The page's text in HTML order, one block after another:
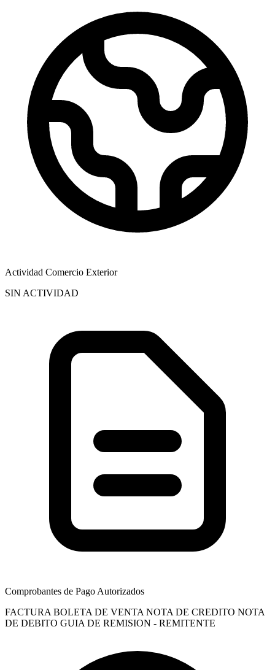
Actividad Comercio Exterior
SIN ACTIVIDAD
Comprobantes de Pago Autorizados
FACTURA BOLETA DE VENTA NOTA DE CREDITO NOTA
DE DEBITO GUIA DE REMISION - REMITENTE